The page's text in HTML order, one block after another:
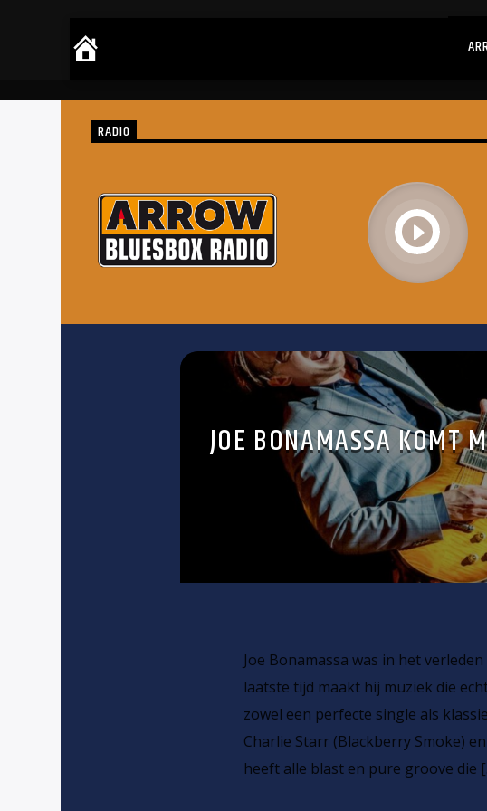
RADIO
play
JOE BONAMASSA KOMT
Joe Bonamassa was in het
laatste tijd maakt hij muziek die
zowel een perfecte single als
Charlie Starr (Blackberry Smoke)
heeft alle blast en pure groove die